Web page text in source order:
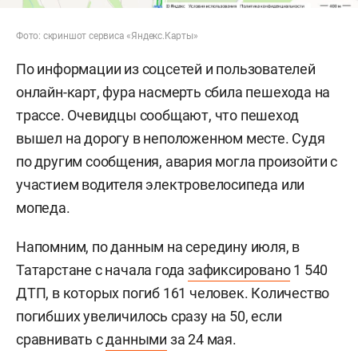
Фото: скриншот сервиса «Яндекс.Карты»
По информации из соцсетей и пользователей
онлайн-карт, фура насмерть сбила пешехода на
трассе. Очевидцы сообщают, что пешеход
вышел на дорогу в неположенном месте. Судя
по другим сообщения, авария могла произойти с
участием водителя электровелосипеда или
мопеда.
Напомним, по данным на середину июля, в
Татарстане с начала годазафиксировано1 540
ДТП, в которых погиб 161 человек. Количество
погибших увеличилось сразу на 50, если
сравнивать сданными за 24 мая.